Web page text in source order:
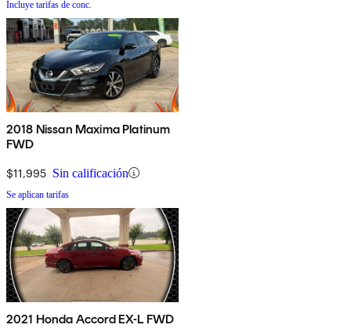
Incluye tarifas de conc.
2018 Nissan Maxima Platinum
FWD
$11,995 Sin calificación
Se aplican tarifas
2021 Honda Accord EX-L FWD